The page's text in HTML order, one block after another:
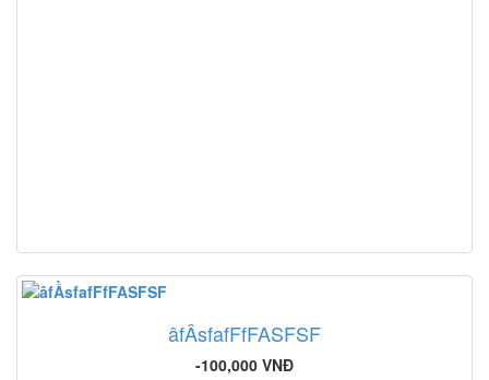
âfẦsfafFfFASFSF
-100,000 VNĐ